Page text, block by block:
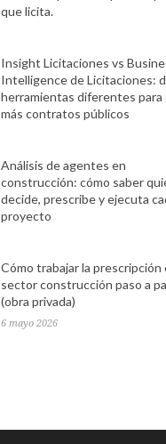
que licita.
Insight Licitaciones vs
Intelligence de Licitaciones:
herramientas diferentes para
más contratos públicos
Análisis de agentes en
construcción: cómo saber
decide, prescribe y ejecuta
proyecto
Cómo trabajar la prescripción
sector construcción paso a
(obra privada)
6 mayo 2026